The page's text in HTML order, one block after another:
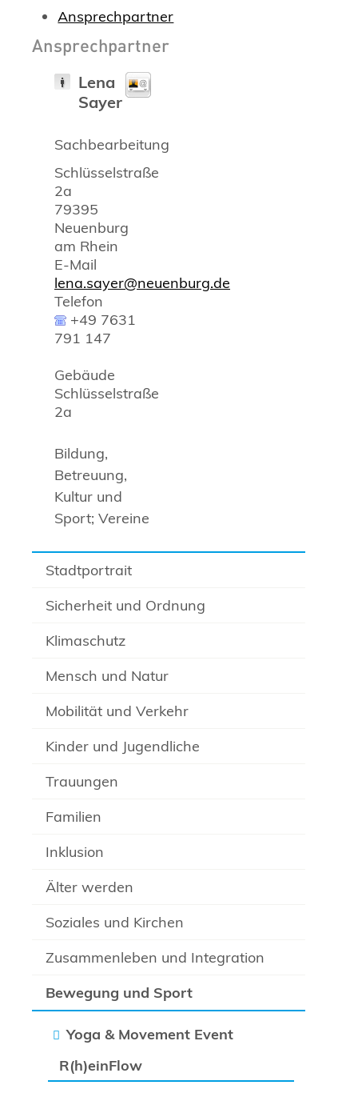
Stadtportrait
Sicherheit und Ordnung
Klimaschutz
Mensch und Natur
Mobilität und Verkehr
Kinder und Jugendliche
Trauungen
Familien
Inklusion
Älter werden
Soziales und Kirchen
Zusammenleben und Integration
Bewegung und Sport
Yoga & Movement Event
R(h)einFlow
Ansprechpartner
Ansprechpartner
Lena
Sayer
Sachbearbeitung
Schlüsselstraße
2a
79395
Neuenburg
am Rhein
E-Mail
lena.sayer@neuenburg.de
Telefon
+49 7631
791 147
Gebäude
Schlüsselstraße
2a
Bildung,
Betreuung,
Kultur und
Sport; Vereine